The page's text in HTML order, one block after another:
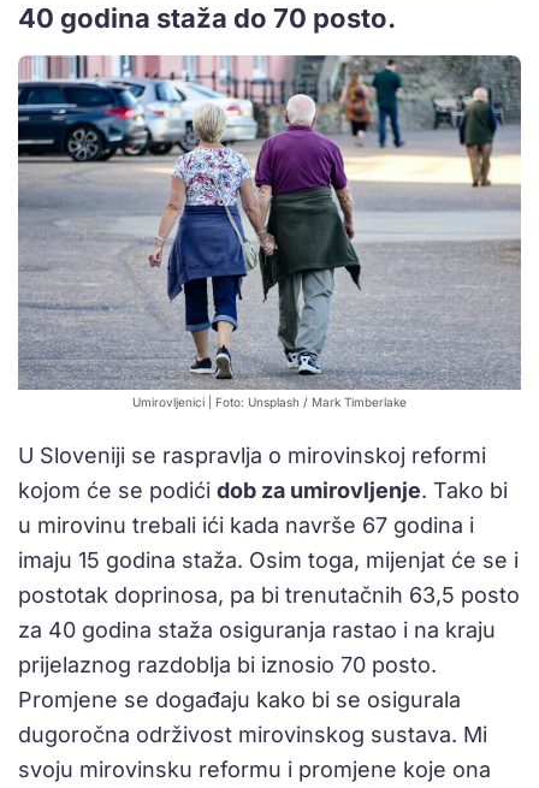
40 godina staža do 70 posto.
Umirovljenici | Foto: Unsplash / Mark Timberlake
U Sloveniji se raspravlja o mirovinskoj reformi
kojom će se podići dob za umirovljenje. Tako bi
u mirovinu trebali ići kada navrše 67 godina i
imaju 15 godina staža. Osim toga, mijenjat će se i
postotak doprinosa, pa bi trenutačnih 63,5 posto
za 40 godina staža osiguranja rastao i na kraju
prijelaznog razdoblja bi iznosio 70 posto.
Promjene se događaju kako bi se osigurala
dugoročna održivost mirovinskog sustava. Mi
svoju mirovinsku reformu i promjene koje ona